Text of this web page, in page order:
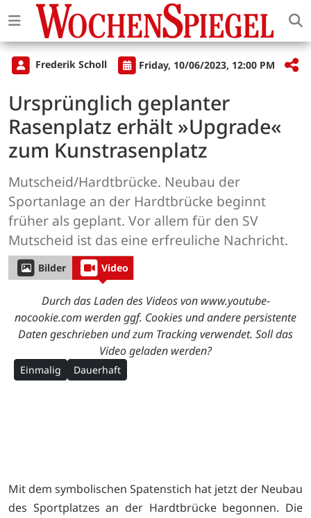
Frederik Scholl Friday, 10/06/2023, 12:00 PM
Ursprünglich geplanter
Rasenplatz erhält »Upgrade«
zum Kunstrasenplatz
Mutscheid/Hardtbrücke. Neubau der
Sportanlage an der Hardtbrücke beginnt
früher als geplant. Vor allem für den SV
Mutscheid ist das eine erfreuliche Nachricht.
Bilder Video
Durch das Laden des Videos von www.youtube-
nocookie.com werden ggf. Cookies und andere persistente
Daten geschrieben und zum Tracking verwendet. Soll das
Video geladen werden?
Einmalig Dauerhaft
Mit dem symbolischen Spatenstich hat jetzt der Neubau
des Sportplatzes an der Hardtbrücke begonnen. Die